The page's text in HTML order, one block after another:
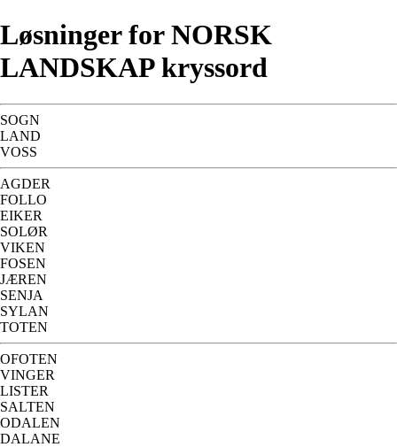
Løsninger for NORSK
LANDSKAP kryssord
SOGN
LAND
VOSS
AGDER
FOLLO
EIKER
SOLØR
VIKEN
FOSEN
JÆREN
SENJA
SYLAN
TOTEN
OFOTEN
VINGER
LISTER
SALTEN
ODALEN
DALANE